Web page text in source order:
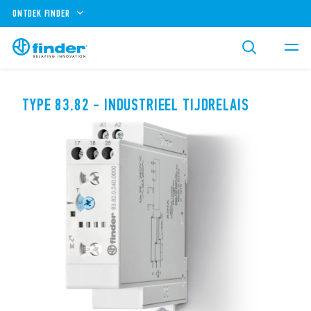
ONTDEK FINDER
TYPE 83.82 - INDUSTRIEEL TIJDRELAIS